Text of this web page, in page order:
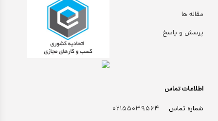
اطلاعات تماس
شماره تماس
۰۲۱۵۵۰۳۹۵۶۴
مقاله ها
پرسش و پاسخ